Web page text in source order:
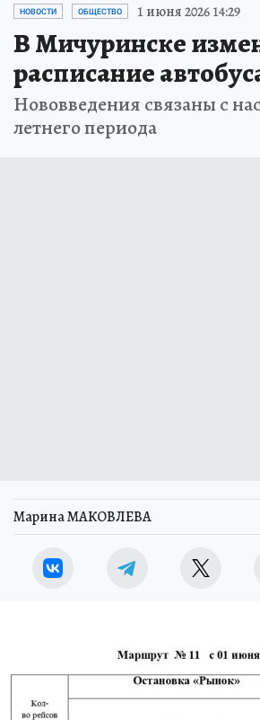
НОВОСТИ ОБЩЕСТВО 1 июня 2026 14:29
В Мичуринске
расписание
Нововведения связаны с
летнего периода
Марина МАКОВЛЕВА